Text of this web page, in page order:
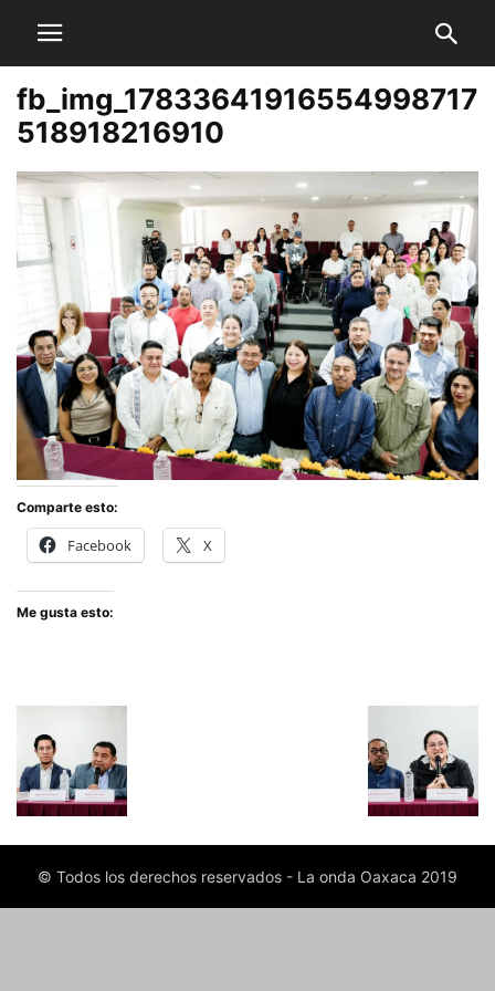
fb_img_17833641916554998717
518918216910
Comparte esto:
Facebook X
Me gusta esto:
© Todos los derechos reservados - La onda Oaxaca 2019